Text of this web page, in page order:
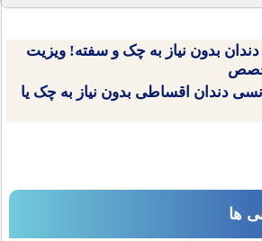
بدون نیاز به چک و سفته! ویزیت
دندان اقساطی بدون نیاز به چک یا
ها